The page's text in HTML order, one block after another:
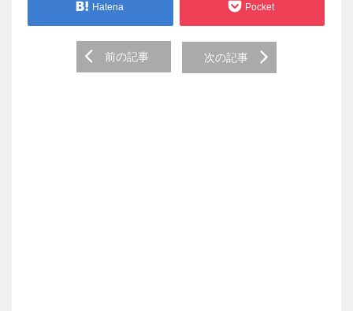
Hatena Pocket
navigation
前の記事 次の記事